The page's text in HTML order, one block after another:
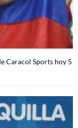
Caracol Sports hoy 5